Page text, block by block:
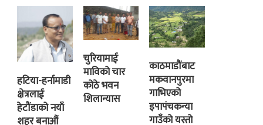
हटिया-हर्नामाडी
क्षेत्रलाई
हेटौंडाको नयाँ
शहर बनाऔं
चुरियामाई
माविको चार
कोठे भवन
शिलान्यास
काठमाडौंबाट
मकवानपुरमा
गाभिएको
इपापंचकन्या
गाउँको यस्तो